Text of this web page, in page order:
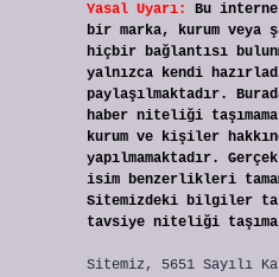
Yasal Uyarı:
Bu
bir marka, kurum
hiçbir bağlantısı
yalnızca kendi
paylaşılmaktadır.
haber niteliği
kurum ve kişiler
yapılmamaktadır.
isim benzerlikleri
Sitemizdeki bilgiler
tavsiye niteliği
Sitemiz, 5651 Sayılı